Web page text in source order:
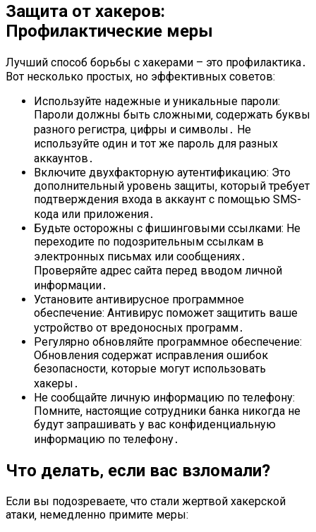
Защита от хакеров:
Профилактические меры
Лучший способ борьбы с хакерами – это профилактика․
Вот несколько простых‚ но эффективных советов:
Используйте надежные и уникальные пароли:
Пароли должны быть сложными‚ содержать буквы
разного регистра‚ цифры и символы․ Не
используйте один и тот же пароль для разных
аккаунтов․
Включите двухфакторную аутентификацию: Это
дополнительный уровень защиты‚ который требует
подтверждения входа в аккаунт с помощью SMS-
кода или приложения․
Будьте осторожны с фишинговыми ссылками: Не
переходите по подозрительным ссылкам в
электронных письмах или сообщениях․
Проверяйте адрес сайта перед вводом личной
информации․
Установите антивирусное программное
обеспечение: Антивирус поможет защитить ваше
устройство от вредоносных программ․
Регулярно обновляйте программное обеспечение:
Обновления содержат исправления ошибок
безопасности‚ которые могут использовать
хакеры․
Не сообщайте личную информацию по телефону:
Помните‚ настоящие сотрудники банка никогда не
будут запрашивать у вас конфиденциальную
информацию по телефону․
Что делать‚ если вас взломали?
Если вы подозреваете‚ что стали жертвой хакерской
атаки‚ немедленно примите меры: